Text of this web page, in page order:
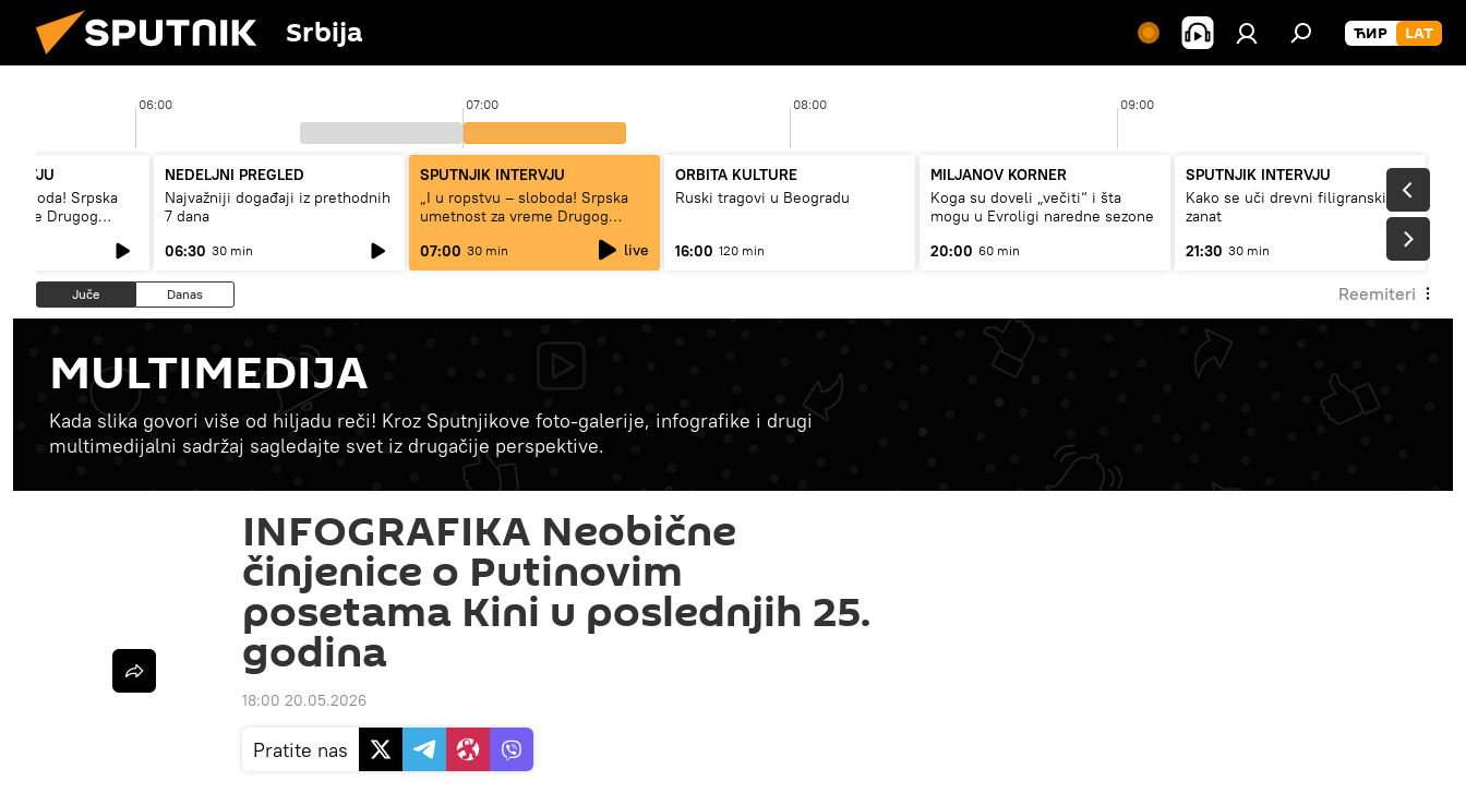
Srbija
06:00 07:00 08:00 09:00
sloboda! Srpska
Drugog
NEDELJNI PREGLED
Najvažniji događaji iz prethodnih
7 dana
06:30 30 min
SPUTNJIK INTERVJU
„I u ropstvu – sloboda! Srpska
umetnost za vreme Drugog
07:00 30 min live
ORBITA KULTURE
Ruski tragovi u Beogradu
16:00 120 min
MILJANOV KORNER
Koga su doveli „večiti“ i šta
mogu u Evroligi naredne sezone
20:00 60 min
SPUTNJIK INTERVJU
Kako se uči drevni filigranski
zanat
21:30 30 min
Juče Danas Reemiteri
MULTIMEDIJA
Kada slika govori više od hiljadu reči! Kroz Sputnjikove foto-galerije, infografike i drugi
multimedijalni sadržaj sagledajte svet iz drugačije perspektive.
INFOGRAFIKA Neobične
činjenice o Putinovim
posetama Kini u poslednjih 25.
godina
18:00 20.05.2026
Pratite nas